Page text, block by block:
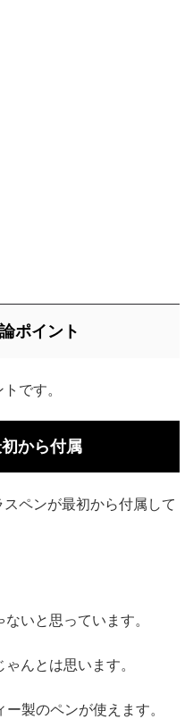
ポイント
です。
から付属
ペンが最初から付属して
いと思っています。
んとは思います。
製のペンが使えます。